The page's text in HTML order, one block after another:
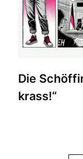
Die
krass!“